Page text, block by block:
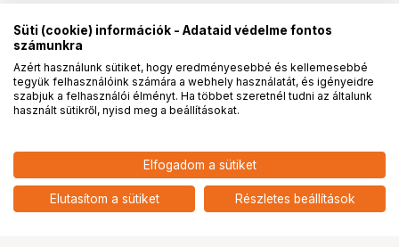
Canon PFI-5100 Ink Tank -
imagePROGRAF PRO-310 - Grey
add
PROpartnerségek
Süti (cookie) információk - Adataid védelme fontos
számunkra
Azért használunk sütiket, hogy eredményesebbé és kellemesebbé
tegyük felhasználóink számára a webhely használatát, és igényeidre
szabjuk a felhasználói élményt. Ha többet szeretnél tudni az általunk
használt sütikről, nyisd meg a beállításokat.
Elfogadom a sütiket
Elutasítom a sütiket Részletes beállítások